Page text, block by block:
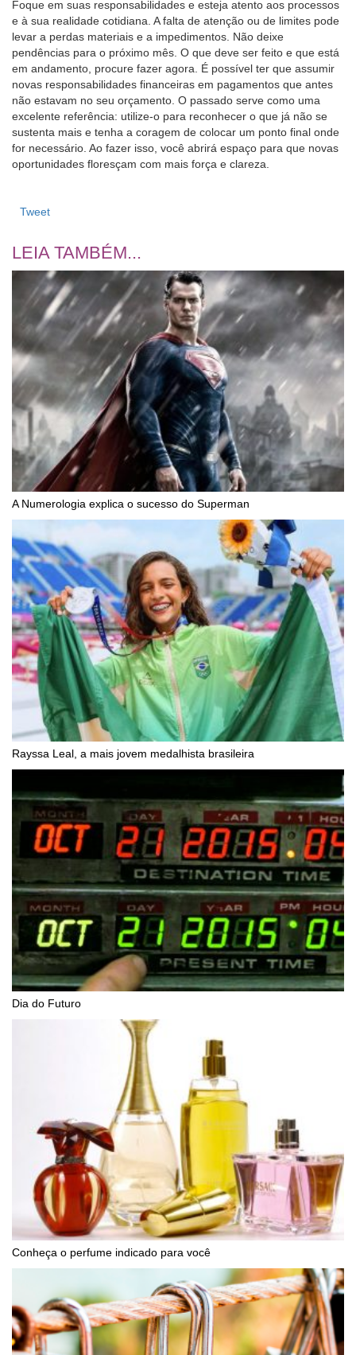
Foque em suas responsabilidades e esteja atento aos processos
e à sua realidade cotidiana. A falta de atenção ou de limites pode
levar a perdas materiais e a impedimentos. Não deixe
pendências para o próximo mês. O que deve ser feito e que está
em andamento, procure fazer agora. É possível ter que assumir
novas responsabilidades financeiras em pagamentos que antes
não estavam no seu orçamento. O passado serve como uma
excelente referência: utilize-o para reconhecer o que já não se
sustenta mais e tenha a coragem de colocar um ponto final onde
for necessário. Ao fazer isso, você abrirá espaço para que novas
oportunidades floresçam com mais força e clareza.
Tweet
LEIA TAMBÉM...
A Numerologia explica o sucesso do Superman
Rayssa Leal, a mais jovem medalhista brasileira
Dia do Futuro
Conheça o perfume indicado para você